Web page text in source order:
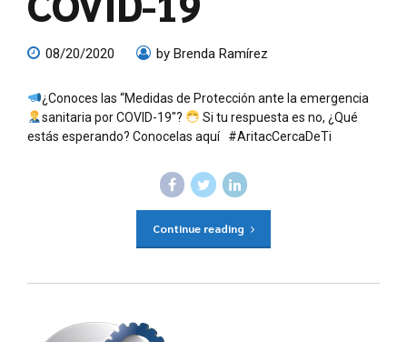
08/20/2020 by Brenda Ramírez
¿Conoces las “Medidas de Protección ante la emergencia
sanitaria por COVID-19″?
Si tu respuesta es no, ¿Qué
estás esperando? Conocelas aquí #AritacCercaDeTi
Continue reading